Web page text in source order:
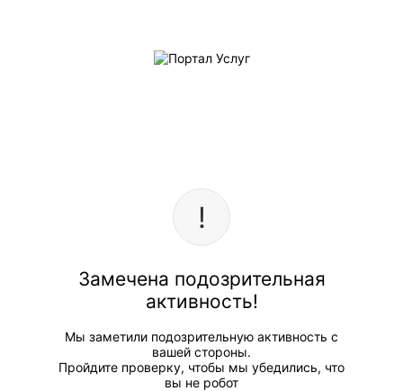
Замечена подозрительная
активность!
Мы заметили подозрительную активность с
вашей стороны.
Пройдите проверку, чтобы мы убедились, что
вы не робот